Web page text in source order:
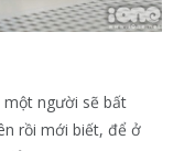
một người sẽ bất
rồi mới biết, để ở